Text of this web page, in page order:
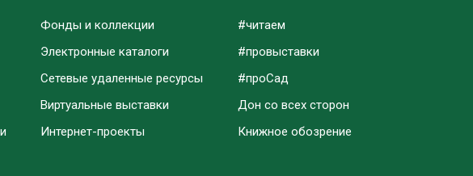
Фонды и коллекции
Электронные каталоги
Сетевые удаленные ресурсы
Виртуальные выставки
Интернет-проекты
#читаем
#провыставки
#проСад
Дон со всех сторон
Книжное обозрение